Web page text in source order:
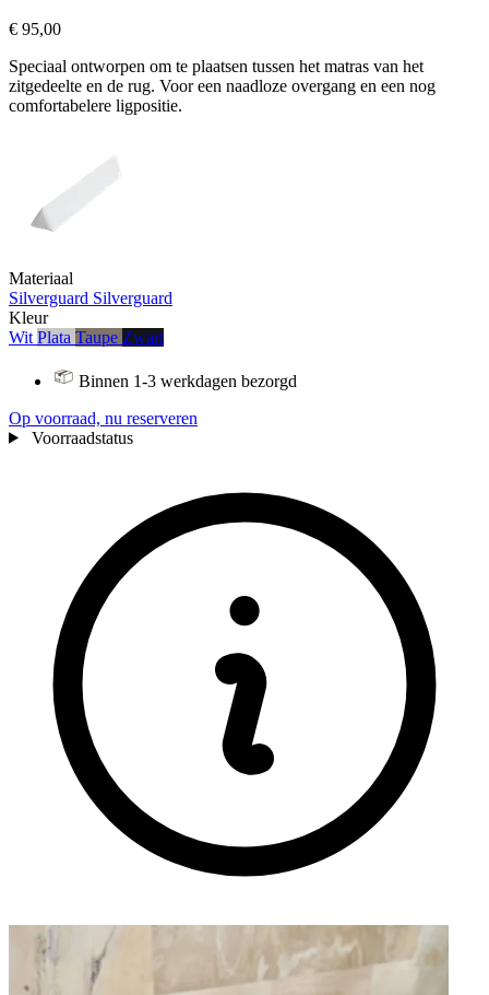
€ 95,00
Speciaal ontworpen om te plaatsen tussen het matras van het
zitgedeelte en de rug. Voor een naadloze overgang en een nog
comfortabelere ligpositie.
Materiaal
Silverguard Silverguard
Kleur
Wit Plata Taupe Zwart
Binnen 1-3 werkdagen bezorgd
Op voorraad, nu reserveren
Voorraadstatus